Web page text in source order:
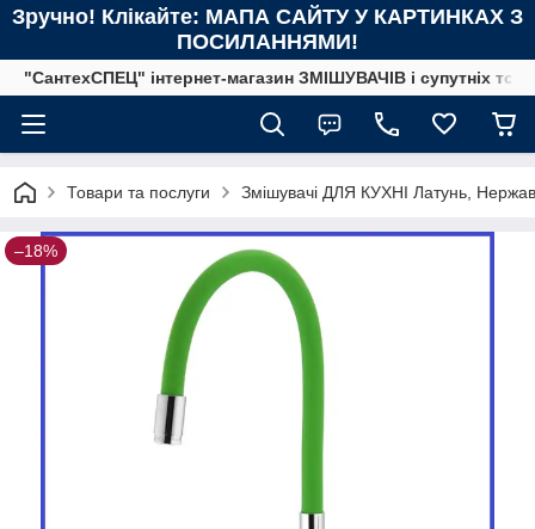
Зручно! Клікайте: МАПА САЙТУ У КАРТИНКАХ З
ПОСИЛАННЯМИ!
"СантехСПЕЦ" інтернет-магазин ЗМІШУВАЧІВ і супутніх
Товари та послуги Змішувачі ДЛЯ КУХНІ Латунь,
–18%